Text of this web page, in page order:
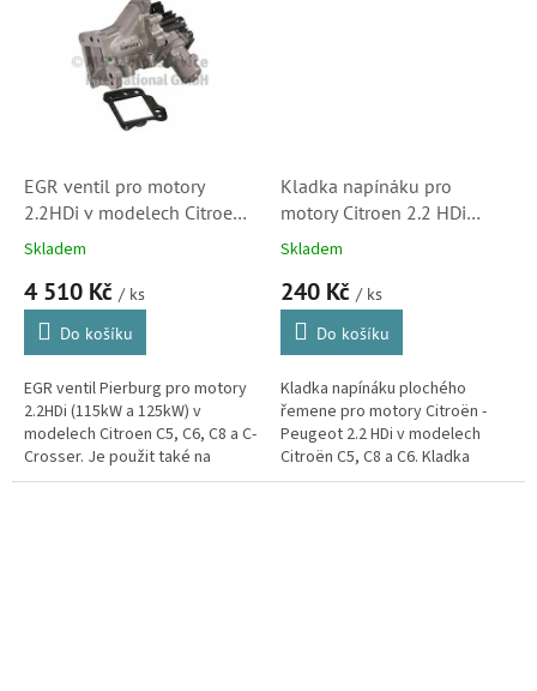
EGR ventil pro motory
2.2HDi v modelech Citroen
C5, C6, C8 a C-Crosser
700578120, Peugeot)
Skladem
4 510 Kč / ks
Do košíku
EGR ventil Pierburg pro motory
2.2HDi (115kW a 125kW) v
modelech Citroen C5, C6, C8 a C-
Crosser. Je použit také na
motorech Peugeot-Citroen
Kladka napínáku pro
motory Citroen 2.2 HDi
(5751F5, 33600)
Skladem
240 Kč / ks
Do košíku
Kladka napínáku plochého
řemene pro motory Citroën -
Peugeot 2.2 HDi v modelech
Citroën C5, C8 a C6. Kladka
napíná drážkový řemen